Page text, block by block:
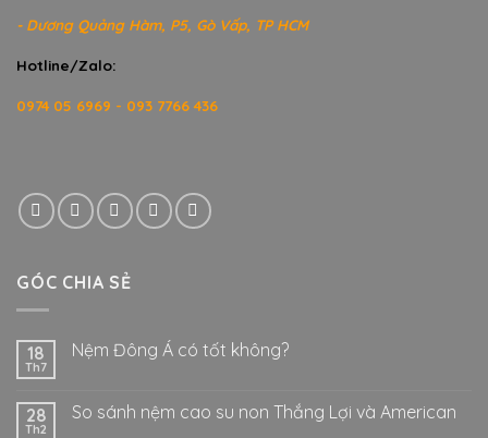
- Dương Quảng Hàm, P5, Gò Vấp, TP HCM
Hotline/Zalo:
0974 05 6969 - 093 7766 436
GÓC CHIA SẺ
18
Th7
Nệm Đông Á có tốt không?
28
Th2
So sánh nệm cao su non Thắng Lợi và American